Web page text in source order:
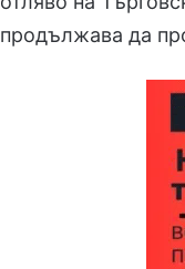
продължава да